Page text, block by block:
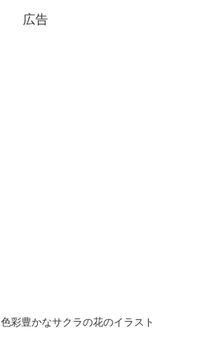
広告
色彩豊かなサクラの花のイラスト